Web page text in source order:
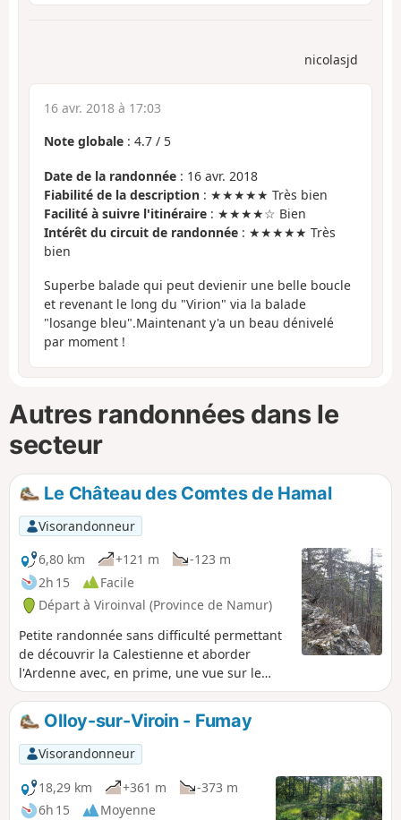
nicolasjd
16 avr. 2018 à 17:03
Note globale : 4.7 / 5
Date de la randonnée : 16 avr. 2018
Fiabilité de la description : ★★★★★ Très bien
Facilité à suivre l'itinéraire : ★★★★☆ Bien
Intérêt du circuit de randonnée : ★★★★★ Très
bien
Superbe balade qui peut devienir une belle boucle
et revenant le long du "Virion" via la balade
"losange bleu".Maintenant y'a un beau dénivelé
par moment !
Autres randonnées dans le
secteur
Le Château des Comtes de Hamal
Visorandonneur
6,80 km
+121 m
-123 m
2h 15
Facile
Départ à Viroinval (Province de Namur)
Petite randonnée sans difficulté permettant
de découvrir la Calestienne et aborder
l'Ardenne avec, en prime, une vue sur le
splendide Château des Comtes de Hamal à
Vierves.Olloy-sur-Viroin - Fumay
Visorandonneur
18,29 km
+361 m
-373 m
6h 15
Moyenne